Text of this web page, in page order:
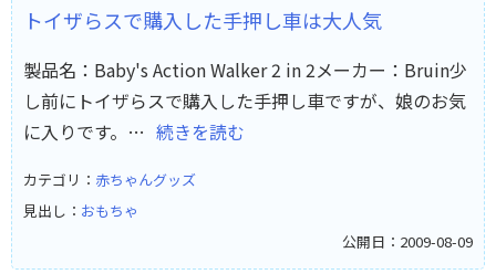
トイザらスで購入した手押し車は大人気
製品名：Baby's Action Walker 2 in 2メーカー：Bruin少
し前にトイザらスで購入した手押し車ですが、娘のお気
に入りです。… 続きを読む
カテゴリ： 赤ちゃんグッズ
見出し： おもちゃ
公開日：2009-08-09